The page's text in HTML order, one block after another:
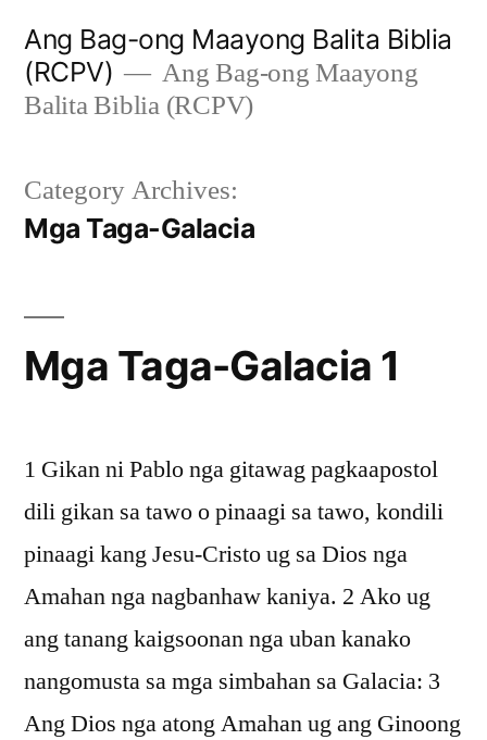
content
Ang Bag-ong Maayong Balita Biblia
(RCPV)
Ang Bag-ong Maayong
Balita Biblia (RCPV)
Category Archives:
Mga Taga-Galacia
Mga Taga-Galacia 1
1 Gikan ni Pablo nga gitawag pagkaapostol
dili gikan sa tawo o pinaagi sa tawo, kondili
pinaagi kang Jesu-Cristo ug sa Dios nga
Amahan nga nagbanhaw kaniya. 2 Ako ug
ang tanang kaigsoonan nga uban kanako
nangomusta sa mga simbahan sa Galacia: 3
Ang Dios nga atong Amahan ug ang Ginoong